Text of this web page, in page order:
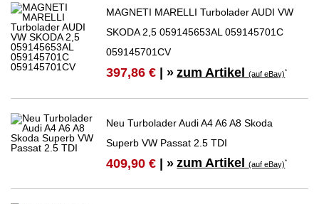
MAGNETI MARELLI Turbolader AUDI VW
SKODA 2,5 059145653AL 059145701C
059145701CV
397,86 € | » zum Artikel(auf eBay)*
Neu Turbolader Audi A4 A6 A8 Skoda
Superb VW Passat 2.5 TDI
409,90 € | » zum Artikel(auf eBay)*